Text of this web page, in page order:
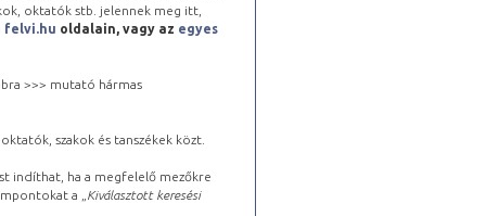
oktatók stb. jelennek meg itt,
felvi.hu oldalain, vagy az egyes
>>> mutató hármas
szakok és tanszékek közt.
indíthat, ha a megfelelő mezőkre
a „ Kiválasztott keresési